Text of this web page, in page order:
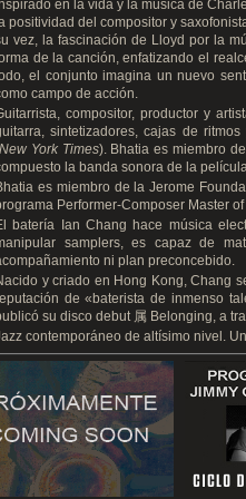
en la vida y la música de
positividad del compositor y
vez, la fascinación de Lloyd por la
de la canción, enfatizando el
el conjunto imagina un nuevo
campo de acción.
compositor, productor y
sintetizadores, cajas de
New York Times). Bhatia es miembro
la banda sonora de la
es miembro de la Jerome
Performer-Composer Master
batería Ian Chang hace música
samplers, es capaz de
ni plan preconcebido.
y criado en Hong Kong, Chang
de «baterista de inmenso
su disco debut 属 Belonging, a
contemporáneo de altísimo nivel.